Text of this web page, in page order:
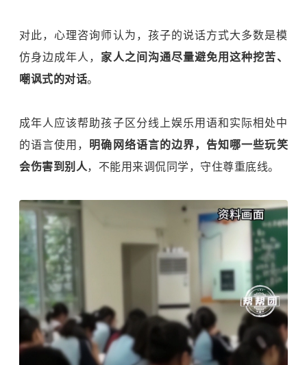
对此，心理咨询师认为，孩子的说话方式大多数是模
仿身边成年人， 家人之间沟通尽量避免用这种挖苦、
嘲讽式的对话。
成年人应该帮助孩子区分线上娱乐用语和实际相处中
的语言使用， 明确网络语言的边界，告知哪一些玩笑
会伤害到别人，不能用来调侃同学，守住尊重底线。